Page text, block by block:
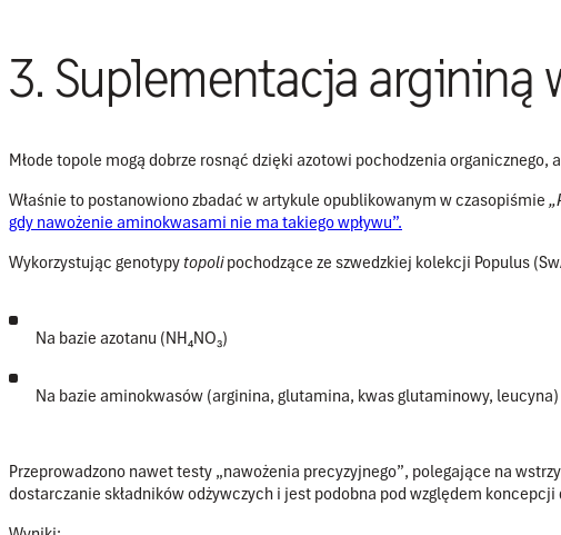
3. Suplementacja argininą
Młode topole mogą dobrze rosnąć dzięki azotowi pochodzenia organicznego,
Właśnie to postanowiono zbadać w artykule opublikowanym w czasopiśmie
gdy nawożenie aminokwasami nie ma takiego wpływu”.
Wykorzystując genotypy topolipochodzące ze szwedzkiej kolekcji Populus
Na bazie azotanu (NH₄NO₃)
Na bazie aminokwasów (arginina, glutamina, kwas glutaminowy, leucyna)
Przeprowadzono nawet testy „nawożenia precyzyjnego”, polegające na
dostarczanie składników odżywczych i jest podobna pod względem